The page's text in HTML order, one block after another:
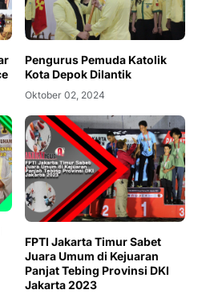
Pengurus Pemuda Katolik
Kota Depok Dilantik
Oktober 02, 2024
FPTI Jakarta Timur Sabet
Juara Umum di Kejuaran
Panjat Tebing Provinsi DKI
Jakarta 2023